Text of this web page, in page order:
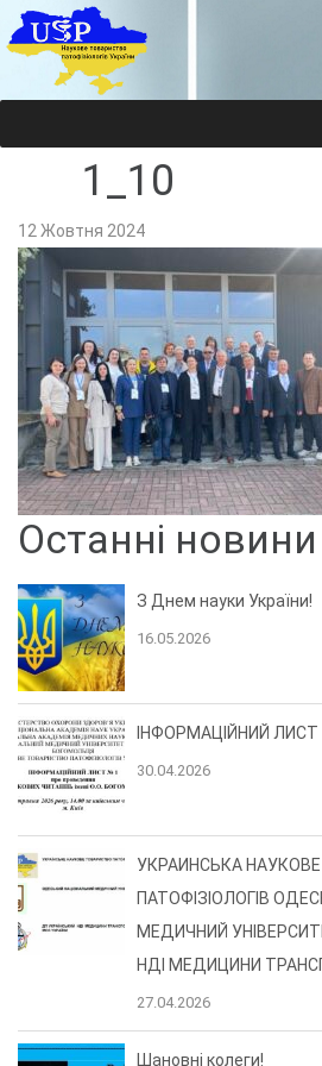
1_10
12 Жовтня 2024
Останні новини
З Днем науки України!
16.05.2026
ІНФОРМАЦІЙНИЙ ЛИСТ
30.04.2026
УКРАИНСЬКА
ПАТОФІЗІОЛОГІВ
МЕДИЧНИЙ
НДІ МЕДИЦИНИ
27.04.2026
Шановні колеги!